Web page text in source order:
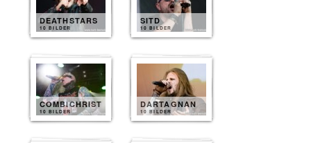
DEATHSTARS
10 BILDER
SITD
10 BILDER
COMBICHRIST
10 BILDER
DARTAGNAN
10 BILDER